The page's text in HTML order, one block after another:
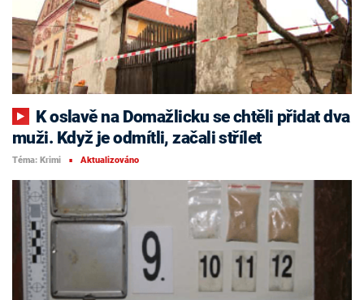
muži. Když je odmítli, začali střílet
Téma: Krimi ■ Aktualizováno